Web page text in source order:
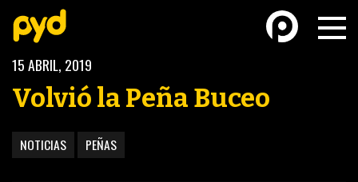
15 ABRIL, 2019
Volvió la Peña Buceo
NOTICIAS PEÑAS